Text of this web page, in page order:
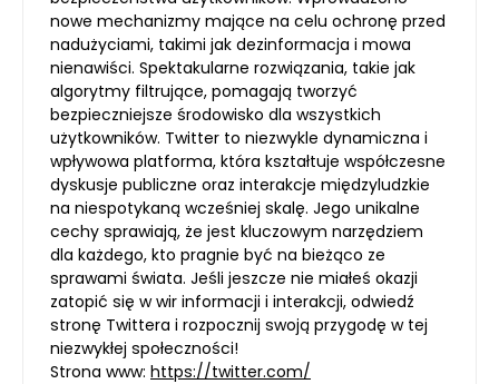
nowe mechanizmy mające na celu ochronę przed
nadużyciami, takimi jak dezinformacja i mowa
nienawiści. Spektakularne rozwiązania, takie jak
algorytmy filtrujące, pomagają tworzyć
bezpieczniejsze środowisko dla wszystkich
użytkowników. Twitter to niezwykle dynamiczna i
wpływowa platforma, która kształtuje współczesne
dyskusje publiczne oraz interakcje międzyludzkie
na niespotykaną wcześniej skalę. Jego unikalne
cechy sprawiają, że jest kluczowym narzędziem
dla każdego, kto pragnie być na bieżąco ze
sprawami świata. Jeśli jeszcze nie miałeś okazji
zatopić się w wir informacji i interakcji, odwiedź
stronę Twittera i rozpocznij swoją przygodę w tej
niezwykłej społeczności!
Strona www: https://twitter.com/